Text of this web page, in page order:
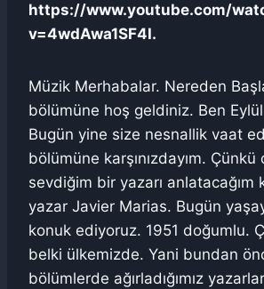
https://www.youtube.com/
v=4wdAwa1SF4I.
Müzik Merhabalar. Nereden
bölümüne hoş geldiniz. Ben
Bugün yine size nesnallik vaat
bölümüne karşınızdayım.
sevdiğim bir yazarı anlatacağım
yazar Javier Marias. Bugün
konuk ediyoruz. 1951 doğumlu.
belki ülkemizde. Yani bundan
bölümlerde ağırladığımız